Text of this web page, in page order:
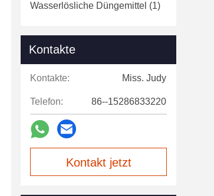
Wasserlösliche Düngemittel (1)
Kontakte
Kontakte: Miss. Judy
Telefon: 86--15286833220
Kontakt jetzt